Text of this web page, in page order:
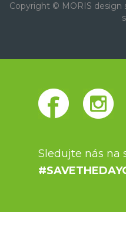
Copyright © MORIS design
Sledujte nás na